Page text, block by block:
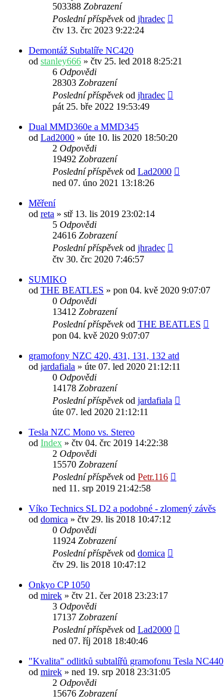
503388 Zobrazení
Poslední příspěvekod jhradec
čtv 13. črc 2023 9:22:24
Demontáž Subtalíře NC420
od stanley666 » čtv 25. led 2018 8:25:21
6 Odpovědi
28303 Zobrazení
Poslední příspěvekod jhradec
pát 25. bře 2022 19:53:49
Dual MMD360e a MMD345
od Lad2000 » úte 10. lis 2020 18:50:20
2 Odpovědi
19492 Zobrazení
Poslední příspěvekod Lad2000
ned 07. úno 2021 13:18:26
Měření
od reta » stř 13. lis 2019 23:02:14
5 Odpovědi
24616 Zobrazení
Poslední příspěvekod jhradec
čtv 30. črc 2020 7:46:57
SUMIKO
od THE BEATLES » pon 04. kvě 2020 9:07:07
0 Odpovědi
13412 Zobrazení
Poslední příspěvekod THE BEATLES
pon 04. kvě 2020 9:07:07
gramofony NZC 420, 431, 131, 132 atd
od jardafiala » úte 07. led 2020 21:12:11
0 Odpovědi
14178 Zobrazení
Poslední příspěvekod jardafiala
úte 07. led 2020 21:12:11
Tesla NZC Mono vs. Stereo
od Index » čtv 04. črc 2019 14:22:38
2 Odpovědi
15570 Zobrazení
Poslední příspěvekod Petr.116
ned 11. srp 2019 21:42:58
Víko Technics SL D2 a podobné - zlomený závěs
od domica » čtv 29. lis 2018 10:47:12
0 Odpovědi
11924 Zobrazení
Poslední příspěvekod domica
čtv 29. lis 2018 10:47:12
Onkyo CP 1050
od mirek » čtv 21. čer 2018 23:23:17
3 Odpovědi
17137 Zobrazení
Poslední příspěvekod Lad2000
ned 07. říj 2018 18:40:46
"Kvalita" odlitků subtalířů gramofonu Tesla NC440
od mirek » ned 19. srp 2018 23:31:05
2 Odpovědi
15676 Zobrazení